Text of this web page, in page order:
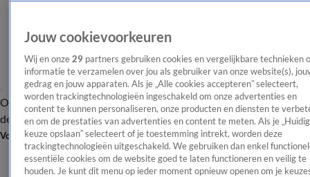
OverzichtAfleveringen Entertainment TV Algemeen
Tip
de redactieNieuwsbrief
Volg Shownieuws
Jouw cookievoorkeuren
Wij en onze 29 partners gebruiken cookies en vergelijkbare technieken
informatie te verzamelen over jou als gebruiker van onze website(s),
gedrag en jouw apparaten. Als je „Alle cookies accepteren” selecteert,
worden trackingtechnologieën ingeschakeld om onze advertenties en
content te kunnen personaliseren, onze producten en diensten te
en om de prestaties van advertenties en content te meten. Als je
keuze opslaan” selecteert of je toestemming intrekt, worden deze
trackingtechnologieën uitgeschakeld. We gebruiken dan enkel
essentiële cookies om de website goed te laten functioneren en veilig te
houden. Je kunt dit menu op ieder moment opnieuw openen om je